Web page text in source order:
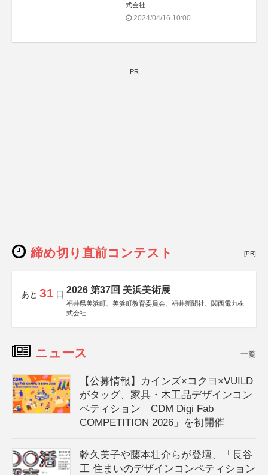
式会社
特別協賛：株式会社JDN／コンテスト
2024/04/16 10:00
PR
締め切り直前コンテスト [PR]
あと 31 日 2026 第37回 美浜美術展
福井県美浜町、美浜町教育委員会、福井新聞社、関西電力株
式会社
ニュース 一覧
【公募情報】カインズ×コクヨ×VUILD
がタッグ、家具・木工品デザインコン
ペティション「CDM Digi Fab
COMPETITION 2026」を初開催
乾久美子や藤本壮介らが登壇、「長谷
工 住まいのデザインコンペティション